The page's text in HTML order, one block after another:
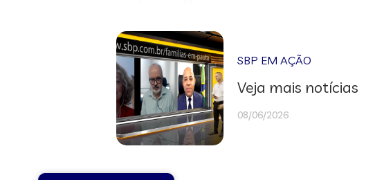
SBP EM AÇÃO
Veja mais notícias
08/06/2026